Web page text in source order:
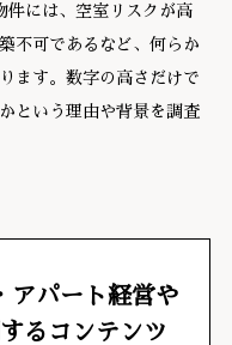
件には、空室リスクが高
不可であるなど、何らか
ます。数字の高さだけで
という理由や背景を調査
アパート経営や
るコンテンツ